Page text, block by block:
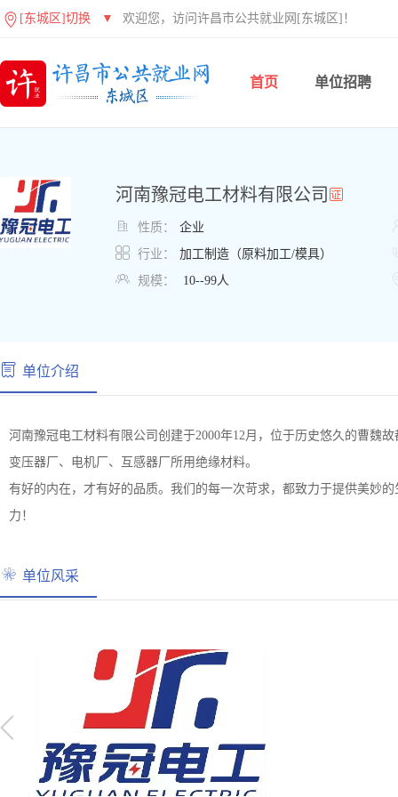
[东城区]切换 ▼ 欢迎您，访问许昌市公共就业网[东城区]！
首页 单位招聘
河南豫冠电工材料有限公司
 性质： 企业
 行业： 加工制造（原料加工/模具）
 规模： 10--99人
单位介绍
河南豫冠电工材料有限公司创建于2000年12月，位于历史悠久的曹魏
变压器厂、电机厂、互感器厂所用绝缘材料。
有好的内在，才有好的品质。我们的每一次苛求，都致力于提供美妙
力！
单位风采